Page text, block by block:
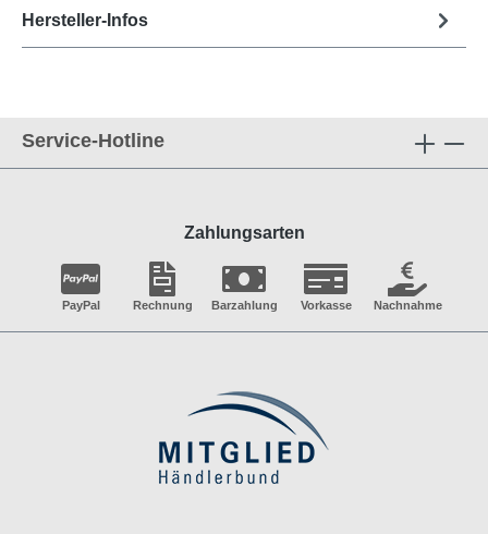
Hersteller-Infos
Service-Hotline
Zahlungsarten
PayPal Rechnung Barzahlung Vorkasse Nachnahme